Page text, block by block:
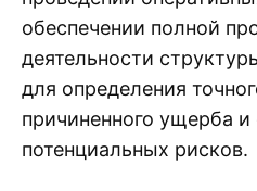
обеспечении полной
деятельности
для определения
причиненного ущерба и
потенциальных рисков.